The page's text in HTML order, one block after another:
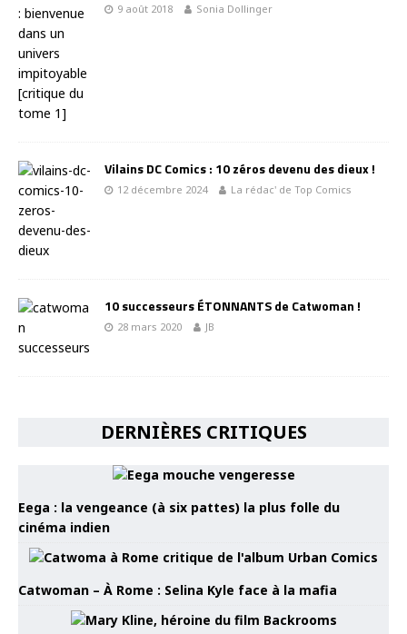
9 août 2018 Sonia Dollinger
Vilains DC Comics : 10 zéros devenu des dieux !
12 décembre 2024 La rédac' de Top Comics
10 successeurs ÉTONNANTS de Catwoman !
28 mars 2020 JB
DERNIÈRES CRITIQUES
Eega : la vengeance (à six pattes) la plus folle du
cinéma indien
Catwoman – À Rome : Selina Kyle face à la mafia